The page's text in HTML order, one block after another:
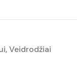
,Veidrodžiai